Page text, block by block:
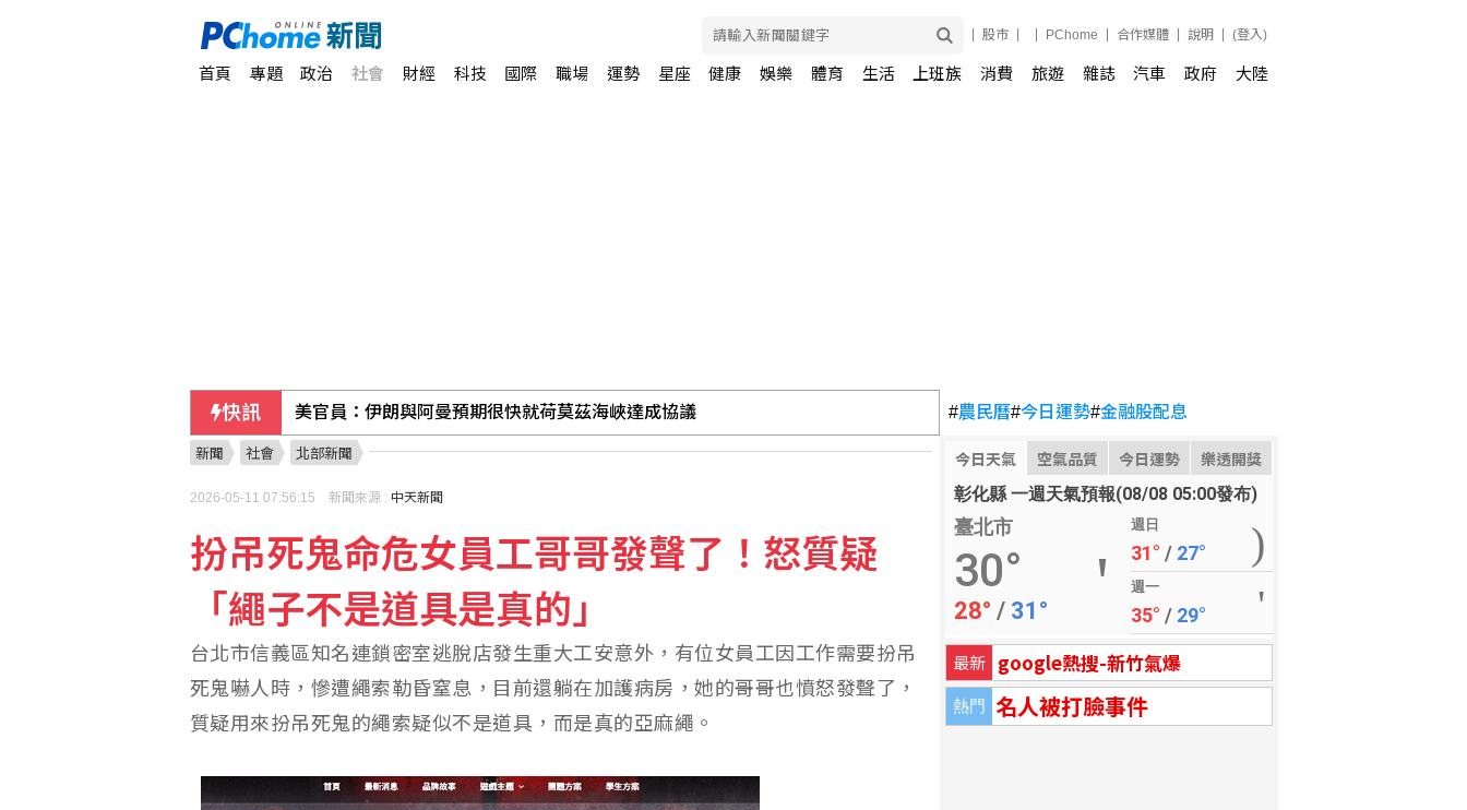
股市 PChome 合作媒體 說明 (登入)
首頁 專題 政治 社會 財經 科技 國際 職場 運勢 星座 健康 娛樂 體育 生活 上班族 消費 旅遊 雜誌 汽車 政府 大陸
快訊 美官員：伊朗與阿曼預期很快就荷莫茲海峽達成協議 #農民曆#今日運勢#金融股配息
今日天氣 空氣品質 今日運勢 樂透開獎
彰化縣 一週天氣預報(08/08 05:00發布)
臺北市
30°
28° / 31°
週日
31° / 27°
週一
35° / 29°
最新 google熱搜-新竹氣爆
熱門 名人被打臉事件
新聞 社會 北部新聞
2026-05-11 07:56:15 新聞來源 : 中天新聞
扮吊死鬼命危女員工哥哥發聲了！怒質疑
「繩子不是道具是真的」
台北市信義區知名連鎖密室逃脫店發生重大工安意外，有位女員工因工作需要扮吊
死鬼嚇人時，慘遭繩索勒昏窒息，目前還躺在加護病房，她的哥哥也憤怒發聲了，
質疑用來扮吊死鬼的繩索疑似不是道具，而是真的亞麻繩。